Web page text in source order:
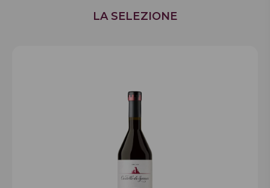
LA SELEZIONE